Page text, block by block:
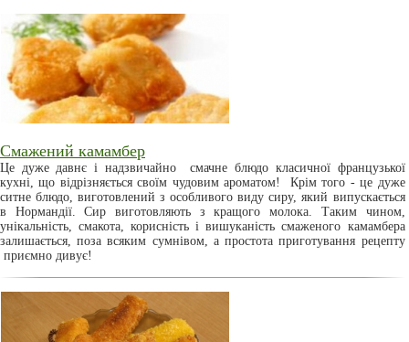
Смажений камамбер
Це дуже давнє і надзвичайно смачне блюдо класичної французької
кухні, що відрізняється своїм чудовим ароматом! Крім того - це дуже
ситне блюдо, виготовлений з особливого виду сиру, який випускається
в Нормандії. Сир виготовляють з кращого молока. Таким чином,
унікальність, смакота, корисність і вишуканість смаженого камамбера
залишається, поза всяким сумнівом, а простота приготування рецепту
приємно дивує!